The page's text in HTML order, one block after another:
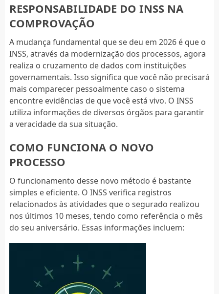
RESPONSABILIDADE DO INSS NA
COMPROVAÇÃO
A mudança fundamental que se deu em 2026 é que o
INSS, através da modernização dos processos, agora
realiza o cruzamento de dados com instituições
governamentais. Isso significa que você não precisará
mais comparecer pessoalmente caso o sistema
encontre evidências de que você está vivo. O INSS
utiliza informações de diversos órgãos para garantir
a veracidade da sua situação.
COMO FUNCIONA O NOVO
PROCESSO
O funcionamento desse novo método é bastante
simples e eficiente. O INSS verifica registros
relacionados às atividades que o segurado realizou
nos últimos 10 meses, tendo como referência o mês
do seu aniversário. Essas informações incluem: